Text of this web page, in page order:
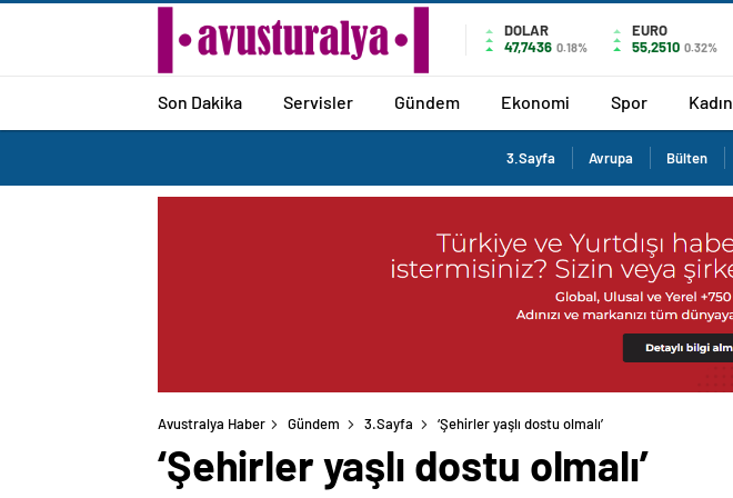
DOLAR
47,7436 0.18%
EURO
55,2510 0.32%
Son Dakika Servisler Gündem Ekonomi Spor Kadın
3.Sayfa Avrupa Bülten
Avustralya Haber Gündem 3.Sayfa ‘Şehirler yaşlı dostu olmalı’
‘Şehirler yaşlı dostu olmalı’